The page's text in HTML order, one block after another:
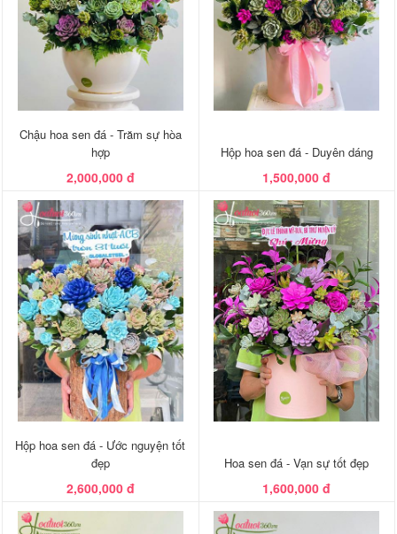
Chậu hoa sen đá - Trăm sự hòa
hợp
2,000,000 đ
Hộp hoa sen đá - Duyên dáng
1,500,000 đ
Hộp hoa sen đá - Ước nguyện tốt
đẹp
2,600,000 đ
Hoa sen đá - Vạn sự tốt đẹp
1,600,000 đ